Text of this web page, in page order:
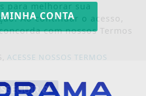
CONTA
para melhorar sua
Ao continuar o acesso,
com nossos Termos
ACESSE NOSSOS TERMOS